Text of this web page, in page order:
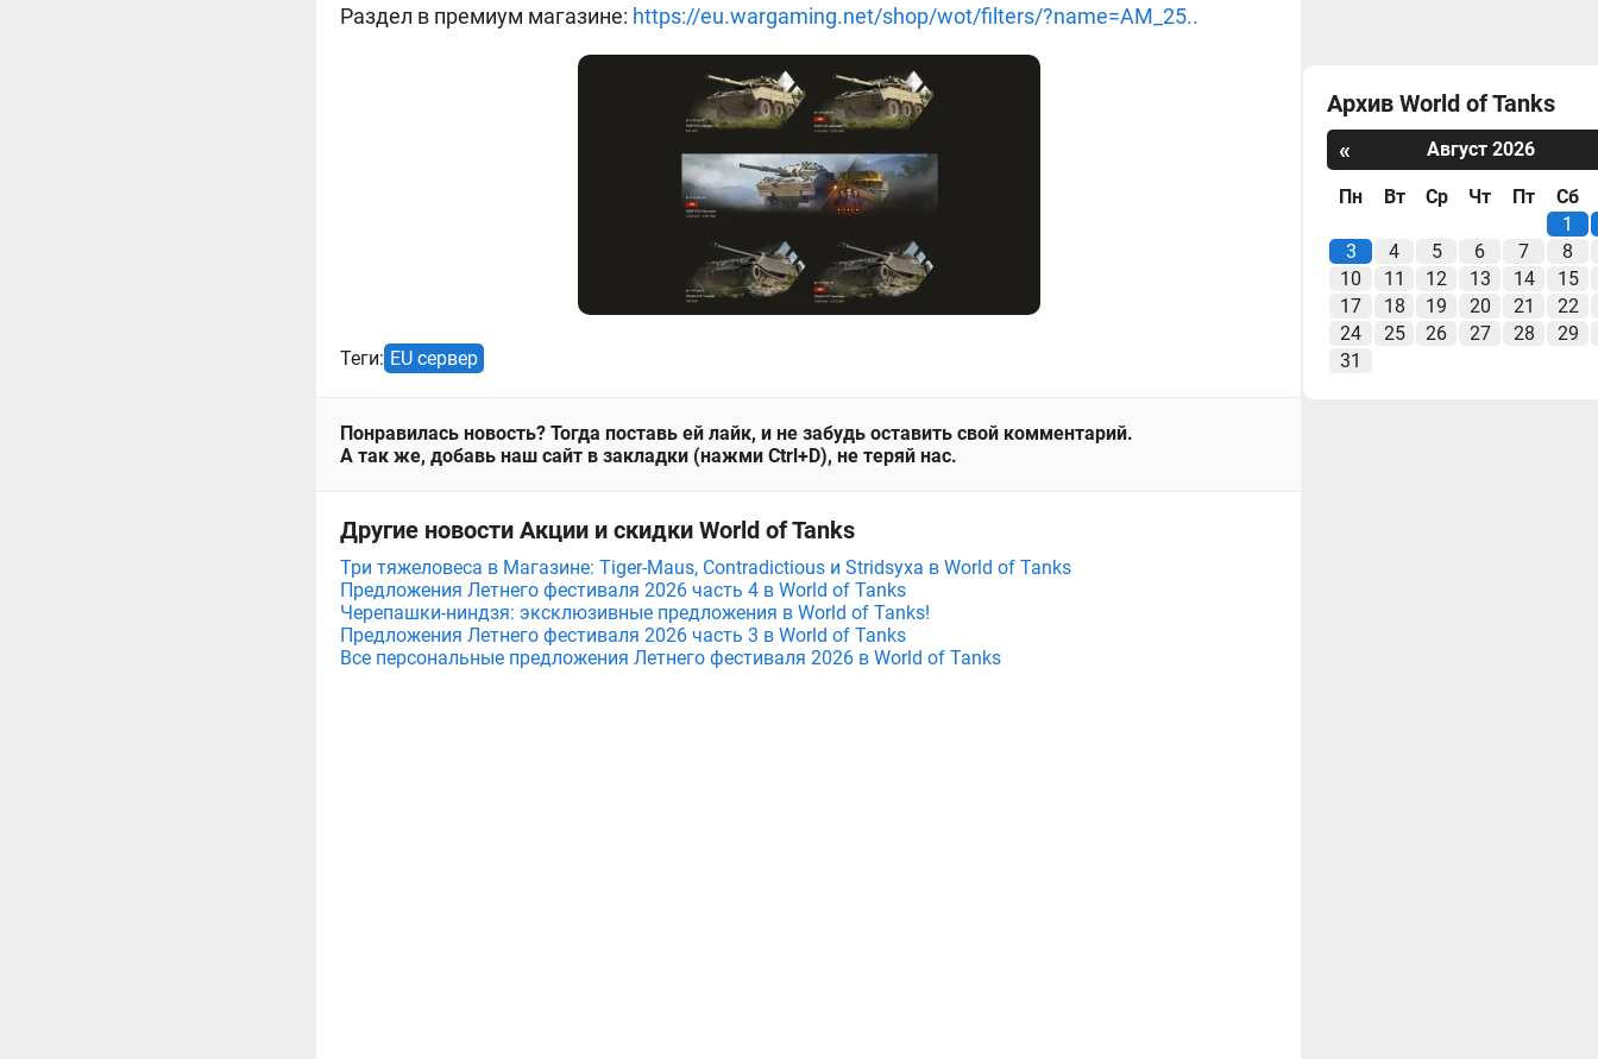
Раздел в премиум магазине: https://eu.wargaming.net/shop/wot/filters/?name=AM_25..
Теги: EU сервер
Понравилась новость? Тогда поставь ей лайк, и не забудь оставить свой комментарий.
А так же, добавь наш сайт в закладки (нажми Ctrl+D), не теряй нас.
Другие новости Акции и скидки World of Tanks
Три тяжеловеса в Магазине: Tiger-Maus, Contradictious и Stridsyxa в World of Tanks
Предложения Летнего фестиваля 2026 часть 4 в World of Tanks
Черепашки-ниндзя: эксклюзивные предложения в World of Tanks!
Предложения Летнего фестиваля 2026 часть 3 в World of Tanks
Все персональные предложения Летнего фестиваля 2026 в World of Tanks
Архив World of Tanks
«
Август 2026
Пн Вт Ср Чт Пт
Сб
1
3
4 5 6 7
8
10
11 12 13 14
15
17
18 19 20 21
22
24
25 26 27 28
29
31